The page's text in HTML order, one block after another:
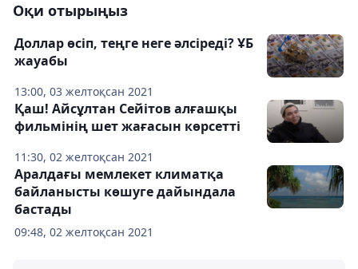
Оқи отырыңыз
13:00, 03 желтоқсан 2021
Доллар өсіп, теңге неге әлсіреді? ҰБ
жауабы
11:30, 02 желтоқсан 2021
Қаш! Айсұлтан Сейітов алғашқы
фильмінің шет жағасын көрсетті
09:48, 02 желтоқсан 2021
Аралдағы мемлекет климатқа
байланысты көшуге дайындала
бастады